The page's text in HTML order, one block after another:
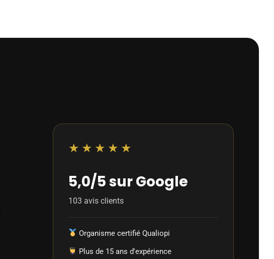
★★★★★
5,0/5 sur Google
103 avis clients
Organisme certifié Qualiopi
Plus de 15 ans d'expérience